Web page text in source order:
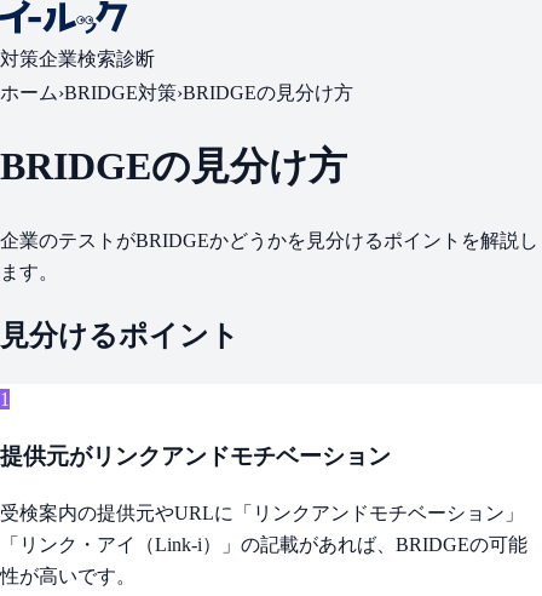
対策企業検索診断
ホーム›BRIDGE対策›BRIDGEの見分け方
BRIDGEの見分け方
企業のテストがBRIDGEかどうかを見分けるポイントを解説し
ます。
見分けるポイント
1
提供元がリンクアンドモチベーション
受検案内の提供元やURLに「リンクアンドモチベーション」
「リンク・アイ（Link-i）」の記載があれば、BRIDGEの可能
性が高いです。